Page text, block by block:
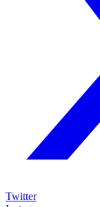
Twitter